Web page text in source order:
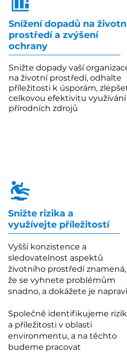
Snížení dopadů na
prostředí a zvýšení
ochrany
Snižte dopady vaší
na životní prostředí, odhalte
příležitosti k úsporám,
celkovou efektivitu využívání
přírodních zdrojů
Snižte rizika a
využívejte příležitostí
Vyšší konzistence a
sledovatelnost aspektů
životního prostředí znamená,
že se vyhnete problémům
snadno, a dokážete je
Společně identifikujeme
a příležitosti v oblasti
environmentu, a na těchto
budeme pracovat